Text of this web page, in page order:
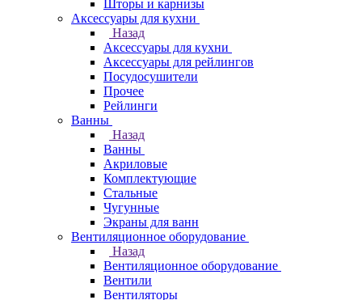
Шторы и карнизы
Аксессуары для кухни
Назад
Аксессуары для кухни
Аксессуары для рейлингов
Посудосушители
Прочее
Рейлинги
Ванны
Назад
Ванны
Акриловые
Комплектующие
Стальные
Чугунные
Экраны для ванн
Вентиляционное оборудование
Назад
Вентиляционное оборудование
Вентили
Вентиляторы